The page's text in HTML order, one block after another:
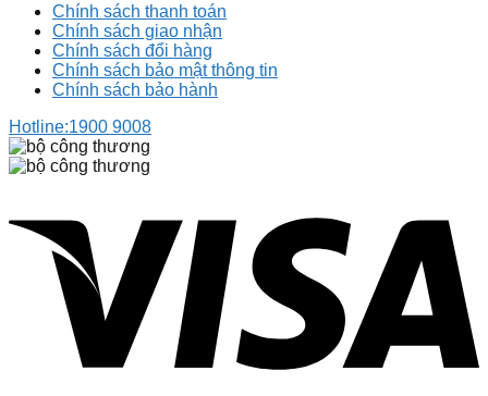
Chính sách thanh toán
Chính sách giao nhận
Chính sách đổi hàng
Chính sách bảo mật thông tin
Chính sách bảo hành
Hotline:1900 9008